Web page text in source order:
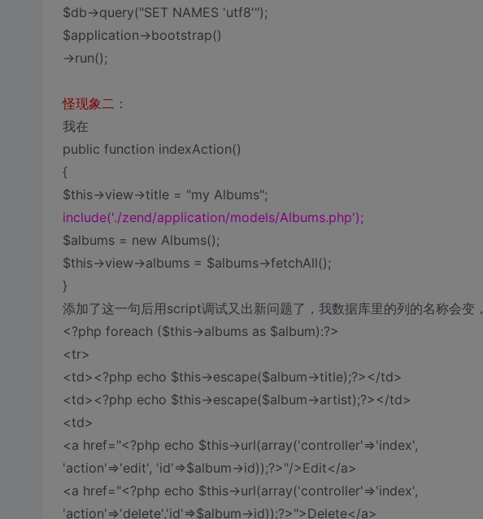
$db->query("SET NAMES 'utf8'");
$application->bootstrap()
->run();
怪现象二 ：
我在
public function indexAction()
{
$this->view->title = "my Albums";
include('./zend/application/models/Albums.php');
$albums = new Albums();
$this->view->albums = $albums->fetchAll();
}
添加了这一句后用script调试又出新问题了，我数据库里的列的名称会变，
<?php foreach ($this->albums as $album):?>
<tr>
<td><?php echo $this->escape($album->title);?></td>
<td><?php echo $this->escape($album->artist);?></td>
<td>
<a href="<?php echo $this->url(array('controller'=>'index',
'action'=>'edit', 'id'=>$album->id));?>"/>Edit</a>
<a href="<?php echo $this->url(array('controller'=>'index',
'action'=>'delete','id'=>$album->id));?>">Delete</a>